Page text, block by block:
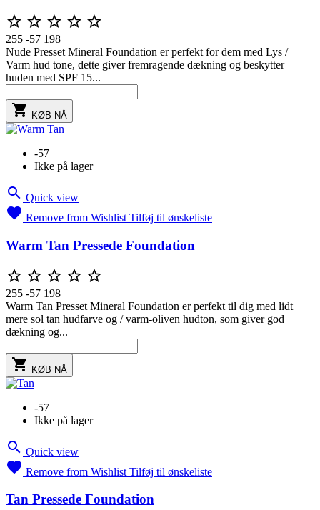
    
255 -57 198
Nude Presset Mineral Foundation er perfekt for dem med Lys /
Varm hud tone, dette giver fremragende dækning og beskytter
huden med SPF 15...
 KØB NÅ
-57
Ikke på lager
 Quick view
 Remove from Wishlist Tilføj til ønskeliste
Warm Tan Pressede Foundation
    
255 -57 198
Warm Tan Presset Mineral Foundation er perfekt til dig med lidt
mere sol tan hudfarve og / varm-oliven hudton, som giver god
dækning og...
 KØB NÅ
-57
Ikke på lager
 Quick view
 Remove from Wishlist Tilføj til ønskeliste
Tan Pressede Foundation